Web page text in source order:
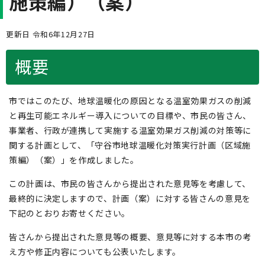
更新日 令和6年12月27日
概要
市ではこのたび、地球温暖化の原因となる温室効果ガスの削減
と再生可能エネルギー導入についての目標や、市民の皆さん、
事業者、行政が連携して実施する温室効果ガス削減の対策等に
関する計画として、「守谷市地球温暖化対策実行計画（区域施
策編）（案）」を作成しました。
この計画は、市民の皆さんから提出された意見等を考慮して、
最終的に決定しますので、計画（案）に対する皆さんの意見を
下記のとおりお寄せください。
皆さんから提出された意見等の概要、意見等に対する本市の考
え方や修正内容についても公表いたします。